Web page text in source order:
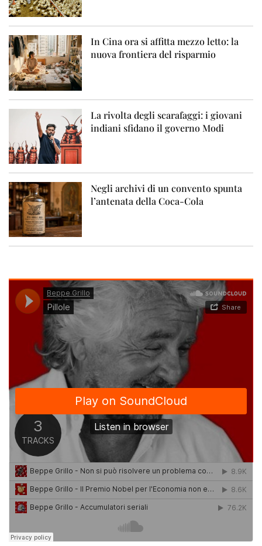
In Cina ora si affitta mezzo letto: la
nuova frontiera del risparmio
La rivolta degli scarafaggi: i giovani
indiani sfidano il governo Modi
Negli archivi di un convento spunta
l’antenata della Coca-Cola